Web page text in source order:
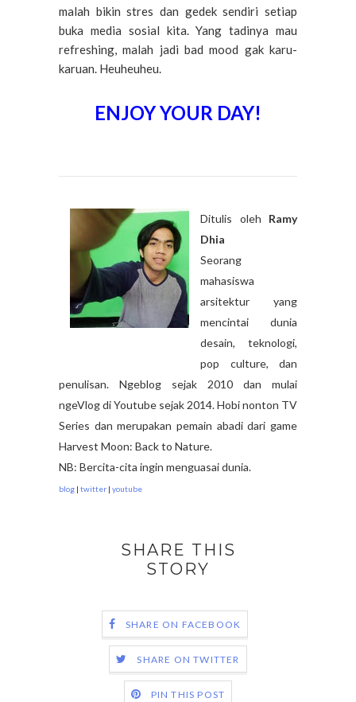
malah bikin stres dan gedek sendiri setiap
buka media sosial kita. Yang tadinya mau
refreshing, malah jadi bad mood gak karu-
karuan. Heuheuheu.
ENJOY YOUR DAY!
Ditulis oleh Ramy
Dhia
Seorang
mahasiswa
arsitektur yang
mencintai dunia
desain, teknologi,
pop culture, dan
penulisan. Ngeblog sejak 2010 dan mulai
ngeVlog di Youtube sejak 2014. Hobi nonton TV
Series dan merupakan pemain abadi dari game
Harvest Moon: Back to Nature.
NB: Bercita-cita ingin menguasai dunia.
blog | twitter | youtube
SHARE THIS
STORY
SHARE ON FACEBOOK
SHARE ON TWITTER
PIN THIS POST